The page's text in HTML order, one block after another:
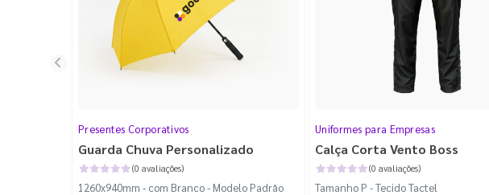
Presentes Corporativos
Guarda Chuva Personalizado
(0 avaliações)
1260x940mm - com Branco - Modelo Padrão
Uniformes para Empresas
Calça Corta Vento Boss
(0 avaliações)
Tamanho P - Tecido Tactel